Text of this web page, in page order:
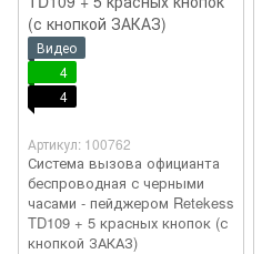
Видео
4
4
Артикул: 100762
Система вызова официанта
беспроводная с черными
часами - пейджером Retekess
TD109 + 5 красных кнопок (с
кнопкой ЗАКАЗ)